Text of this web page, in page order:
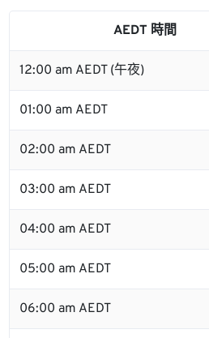
AEDT 時間
12:00 am AEDT (午夜)
01:00 am AEDT
02:00 am AEDT
03:00 am AEDT
04:00 am AEDT
05:00 am AEDT
06:00 am AEDT